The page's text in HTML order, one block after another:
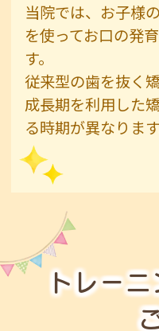
当院では、お子様
を使ってお口の発
す。
従来型の歯を抜く
成長期を利用した
る時期が異なります
トレー